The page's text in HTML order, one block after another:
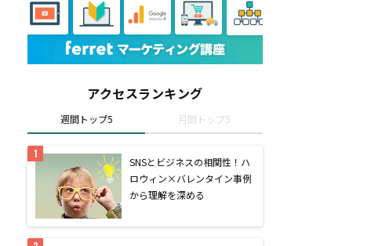
アクセスランキング
週間トップ5 月間トップ5
SNSとビジネスの相関性！ハ
ロウィン×バレンタイン事例
から理解を深める